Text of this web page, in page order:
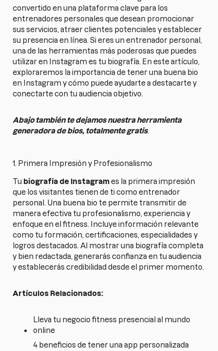
convertido en una plataforma clave para los
entrenadores personales que desean promocionar
sus servicios, atraer clientes potenciales y establecer
su presencia en línea. Si eres un entrenador personal,
una de las herramientas más poderosas que puedes
utilizar en Instagram es tu biografía. En este artículo,
exploraremos la importancia de tener una buena bio
en Instagram y cómo puede ayudarte a destacarte y
conectarte con tu audiencia objetivo.
Abajo también te dejamos nuestra herramienta
generadora de bios, totalmente gratis.
1. Primera Impresión y Profesionalismo
Tu biografía de Instagrames la primera impresión
que los visitantes tienen de ti como entrenador
personal. Una buena bio te permite transmitir de
manera efectiva tu profesionalismo, experiencia y
enfoque en el fitness. Incluye información relevante
como tu formación, certificaciones, especialidades y
logros destacados. Al mostrar una biografía completa
y bien redactada, generarás confianza en tu audiencia
y establecerás credibilidad desde el primer momento.
Artículos Relacionados:
Lleva tu negocio fitness presencial al mundo
online
4 beneficios de tener una app personalizada